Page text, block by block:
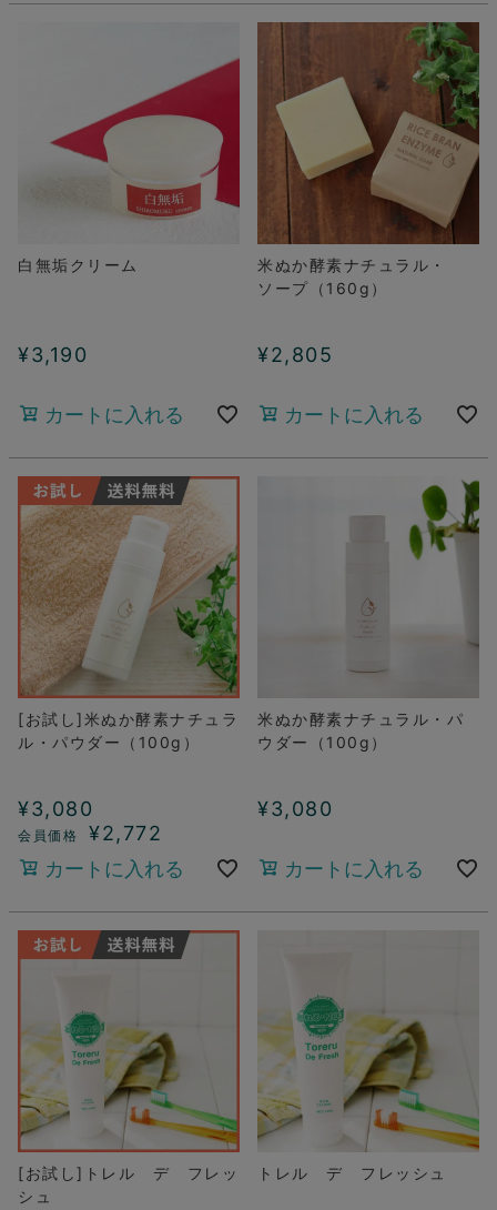
白無垢クリーム
¥3,190
カートに入れる
米ぬか酵素ナチュラル・
ソープ（160g）
¥2,805
カートに入れる
[お試し]米ぬか酵素ナチュラ
ル・パウダー（100g）
¥3,080
¥2,772
カートに入れる
米ぬか酵素ナチュラル・パ
ウダー（100g）
¥3,080
カートに入れる
[お試し]トレル デ フレッ
シュ
トレル デ フレッシュ